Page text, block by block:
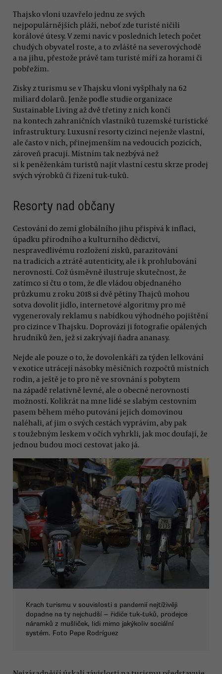
Thajsko vloni uzavřelo jednu ze svých
nejpopulárnějších pláží, neboť zde turisté ničili
korálové útesy. V zemi navíc v posledních letech počet
chudých obyvatel roste, a to zvláště na severovýchodě
a na jihu, přestože právě tam turisté míří za horami či
pobřežím.
Zisky z turismu se v Thajsku vloni vyšplhaly na 62
miliard dolarů. Jenže podle studie organizace
Sustainable Living až dvě třetiny z nich končí
na kontech zahraničních vlastníků tuzemské turistické
infrastruktury. Luxusní resorty cizinci nejenže vlastní,
ale často v nich, přinejmenším na vedoucích pozicích,
zároveň pracují. Místním tak nezbývá než
si k peněženkám turistů najít vlastní cestu skrze prodej
svých výrobků či řízení tuk-tuků.
Resorty nad občany
Cestování do zemí globálního jihu přispívá k inflaci,
úpadku přírodního a kulturního dědictví,
nespravedlivému rozložení zisků, parazitování
na tradicích a ztrátě autenticity, ale i k prohlubování
nerovností. Což úsměvně ilustruje skutečnost, že
zatímco si čtu o tom, že dle vládou objednaného
průzkumu z roku 2018 si dvě pětiny Thajců mohou
sotva dovolit jídlo, internetové algoritmy pro mě
vygenerovaly reklamu s nabídkou výhodného pojištění
pro cizince v Thajsku. Doprovází ji fotografie opálených
hrudníků žen, jež si zakrývají ňadra ananasy.
Nejde ale pouze o to, že dovolenkáři za týden lelkování
v exotice utrácejí násobky měsíčních rozpočtů místních
rodin, a ještě je to pro ně ve srovnání s pobytem
na západě relativně levné, ale o obecné nerovnosti
možností. Kolikrát na mne lidé se slabým cestovním
pasem během mého putování jejich domovinou
naléhali, ať jim o svých cestách vyprávím, aby pak
s toužebným leskem v očích vyhrkli, jak moc doufají, že
jednou budou moci cestovat jako já.
Krach turismu v souvislosti s pandemií nejtíživěji
dopadne na ty nejchudší — řidiče tuk-tuků, prodejce
náramků z mušliček, lidi mimo jakýkoliv sociální
systém. Foto Pepe Rodríguez